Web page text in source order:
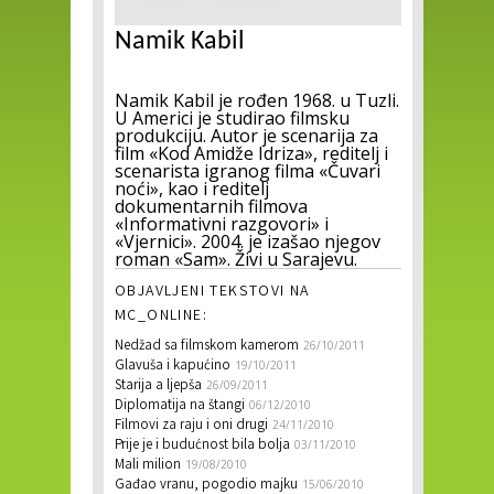
Namik Kabil
Namik Kabil je rođen 1968. u Tuzli.
U Americi je studirao filmsku
produkciju. Autor je scenarija za
film «Kod Amidže Idriza», reditelj i
scenarista igranog filma «Čuvari
noći», kao i reditelj
dokumentarnih filmova
«Informativni razgovori» i
«Vjernici». 2004. je izašao njegov
roman «Sam». Živi u Sarajevu.
OBJAVLJENI TEKSTOVI NA
MC_ONLINE:
Nedžad sa filmskom kamerom 26/10/2011
Glavuša i kapućino 19/10/2011
Starija a ljepša 26/09/2011
Diplomatija na štangi 06/12/2010
Filmovi za raju i oni drugi 24/11/2010
Prije je i budućnost bila bolja 03/11/2010
Mali milion 19/08/2010
Gađao vranu, pogodio majku 15/06/2010